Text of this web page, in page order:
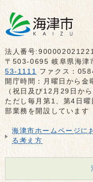
法人番号
〒503-0695 岐阜県海津
53-1111 ファクス：
開庁時間：月曜日から
（祝日及び12月29日か
ただし毎月第1、第4日
部業務を開設しています
海津市ホームページに
る考え方